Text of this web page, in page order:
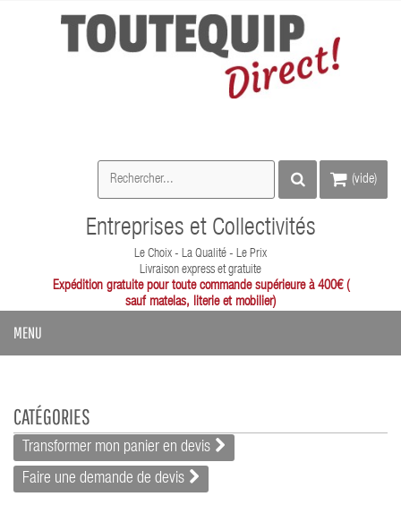
(vide)
Entreprises et Collectivités
Le Choix - La Qualité - Le Prix
Livraison express et gratuite
Expédition gratuite pour toute commande supérieure à 400€ (
sauf matelas, literie et mobilier)
MENU
CATÉGORIES
Transformer mon panier en devis
Faire une demande de devis